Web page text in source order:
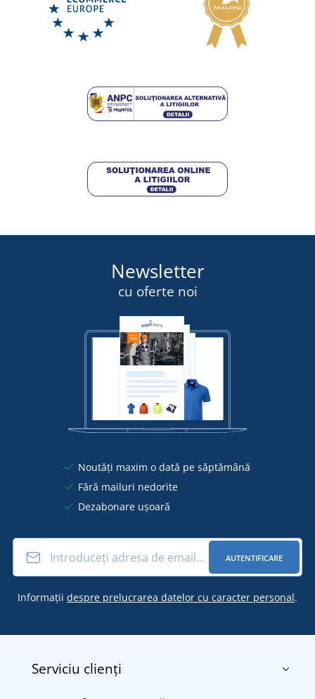
Newsletter
cu oferte noi
Noutăți maxim o dată pe săptămână
Fără mailuri nedorite
Dezabonare ușoară
AUTENTIFICARE
Informații despre prelucrarea datelor cu caracter personal.
Serviciu clienți